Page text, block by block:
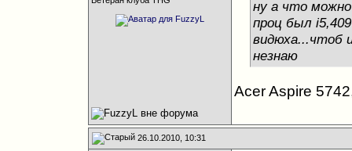
ну а что
проц был
видюха...чтоб
незнаю
Acer Aspire
26.10.2010, 10:31